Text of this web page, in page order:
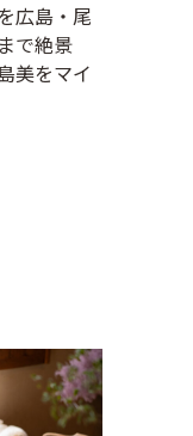
広島・尾
で絶景
美をマイ